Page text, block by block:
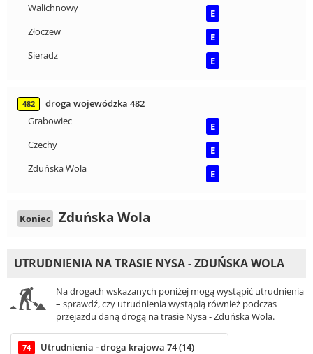
Walichnowy
E
Złoczew
E
Sieradz
E
482
droga wojewódzka 482
Grabowiec
E
Czechy
E
Zduńska Wola
E
Koniec Zduńska Wola
UTRUDNIENIA NA TRASIE NYSA - ZDUŃSKA WOLA
Na drogach wskazanych poniżej mogą wystąpić utrudnienia
– sprawdź, czy utrudnienia wystąpią również podczas
przejazdu daną drogą na trasie Nysa - Zduńska Wola.
74 Utrudnienia - droga krajowa 74 (14)